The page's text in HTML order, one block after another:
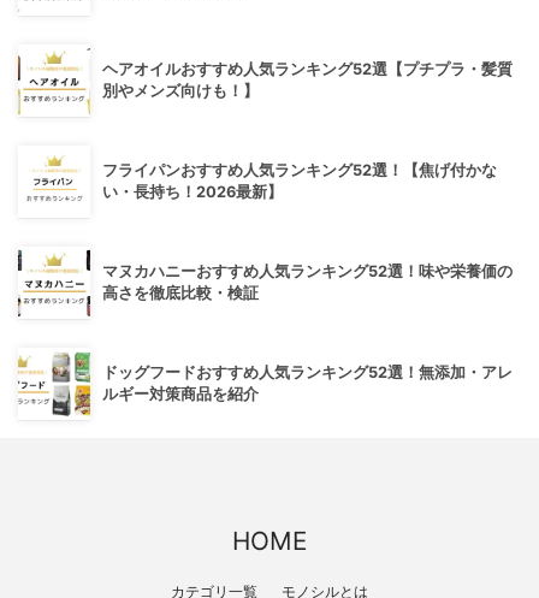
ヘアオイルおすすめ人気ランキング52選【プチプラ・髪質
別やメンズ向けも！】
フライパンおすすめ人気ランキング52選！【焦げ付かな
い・長持ち！2026最新】
マヌカハニーおすすめ人気ランキング52選！味や栄養価の
高さを徹底比較・検証
ドッグフードおすすめ人気ランキング52選！無添加・アレ
ルギー対策商品を紹介
HOME
カテゴリ一覧 モノシルとは